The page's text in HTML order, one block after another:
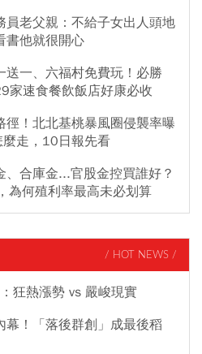
員老父親：不給子女出人頭地
書他就很開心
送一、六福村免費玩！必勝
速食餐飲飯店好康必收
徑！北北基桃暴風圈侵襲率曝
走，10日報先看
合庫金...官股金控買誰好？
為何殖利率最高未必划算
/ HOT NEWS /
狂熱漲勢 vs 嚴峻現實
幕！「落後群創」成最後稻